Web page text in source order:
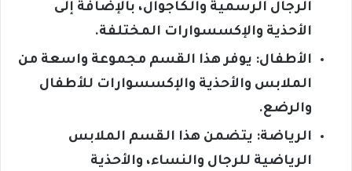
الرجال الرسمية والكاجوال، بالإضافة إلى
الأحذية والإكسسوارات المختلفة.
الأطفال: يوفر هذا القسم مجموعة واسعة من
الملابس والأحذية والإكسسوارات للأطفال
والرضع.
الرياضة: يتضمن هذا القسم الملابس
الرياضية للرجال والنساء، والأحذية